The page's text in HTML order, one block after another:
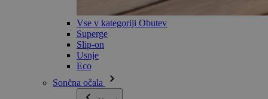
Vse v kategoriji Obutev
Superge
Slip-on
Usnje
Eco
Sončna očala